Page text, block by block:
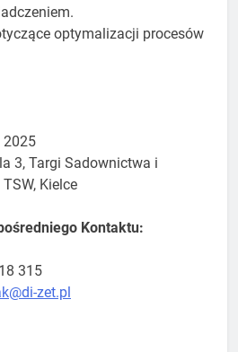
optymalizacji procesów
2025
3, Targi Sadownictwa i
Kielce
Kontaktu:
315
zet.pl